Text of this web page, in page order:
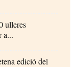
ulleres
a...
edició del